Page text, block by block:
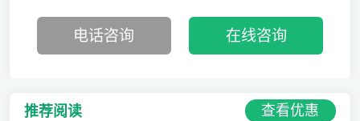
电话咨询 在线咨询
推荐阅读 查看优惠